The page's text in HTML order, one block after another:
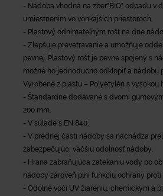
- Nádoba vhodná na zber"BIO" odpadu v
umiestnením vo vonkajších priestoroch.
- Plastový odnímateľným rošt na dne
- Zlepšuje prevetrávanie a umožňuje
pevnej. Plastový rošt je pevne spojený s
možné ho jednoducho odklopiť a nádobu
Vyrobené z plastu – Polyetylén s vysokou
- Štandardne dodávané s dvomi
200 mm.
- V súlade s EN 840.
- V prednej časti nádoby sa nachádza
zabezpečujúci väčšiu odolnosť nádoby.
- Hrana zabraňujúca zatekaniu vody po
nádoby zároveň plní funkciu ochrany proti
- Odolné voči UV žiareniu, chemickým a